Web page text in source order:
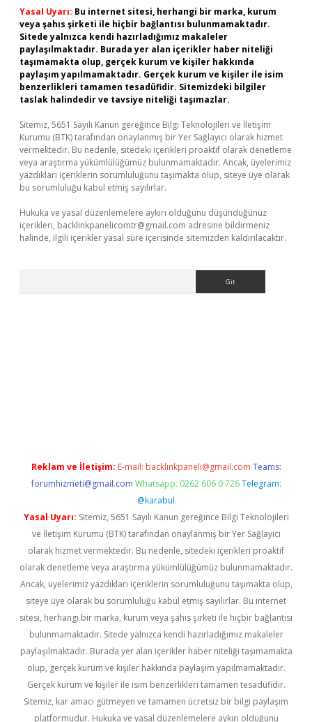
Yasal Uyarı: Bu internet sitesi, herhangi bir marka, kurum
veya şahıs şirketi ile hiçbir bağlantısı bulunmamaktadır.
Sitede yalnızca kendi hazırladığımız makaleler
paylaşılmaktadır. Burada yer alan içerikler haber niteliği
taşımamakta olup, gerçek kurum ve kişiler hakkında
paylaşım yapılmamaktadır. Gerçek kurum ve kişiler ile isim
benzerlikleri tamamen tesadüfidir. Sitemizdeki bilgiler
taslak halindedir ve tavsiye niteliği taşımazlar.
Sitemiz, 5651 Sayılı Kanun gereğince Bilgi Teknolojileri ve İletişim
Kurumu (BTK) tarafından onaylanmış bir Yer Sağlayıcı olarak hizmet
vermektedir. Bu nedenle, sitedeki içerikleri proaktif olarak denetleme
veya araştırma yükümlülüğümüz bulunmamaktadır. Ancak, üyelerimiz
yazdıkları içeriklerin sorumluluğunu taşımakta olup, siteye üye olarak
bu sorumluluğu kabul etmiş sayılırlar.
Hukuka ve yasal düzenlemelere aykırı olduğunu düşündüğünüz
içerikleri, backlinkpanelicomtr@gmail.com adresine bildirmeniz
halinde, ilgili içerikler yasal süre içerisinde sitemizden kaldırılacaktır.
Reklam ve İletişim: E-mail: backlinkpaneli@gmail.com Teams:
forumhizmeti@gmail.com Whatsapp: 0262 606 0 726 Telegram:
@karabul
Yasal Uyarı: Sitemiz, 5651 Sayılı Kanun gereğince Bilgi Teknolojileri
ve İletişim Kurumu (BTK) tarafından onaylanmış bir Yer Sağlayıcı
olarak hizmet vermektedir. Bu nedenle, sitedeki içerikleri proaktif
olarak denetleme veya araştırma yükümlülüğümüz bulunmamaktadır.
Ancak, üyelerimiz yazdıkları içeriklerin sorumluluğunu taşımakta olup,
siteye üye olarak bu sorumluluğu kabul etmiş sayılırlar. Bu internet
sitesi, herhangi bir marka, kurum veya şahıs şirketi ile hiçbir bağlantısı
bulunmamaktadır. Sitede yalnızca kendi hazırladığımız makaleler
paylaşılmaktadır. Burada yer alan içerikler haber niteliği taşımamakta
olup, gerçek kurum ve kişiler hakkında paylaşım yapılmamaktadır.
Gerçek kurum ve kişiler ile isim benzerlikleri tamamen tesadüfidir.
Sitemiz, kar amacı gütmeyen ve tamamen ücretsiz bir bilgi paylaşım
platformudur. Hukuka ve yasal düzenlemelere aykırı olduğunu